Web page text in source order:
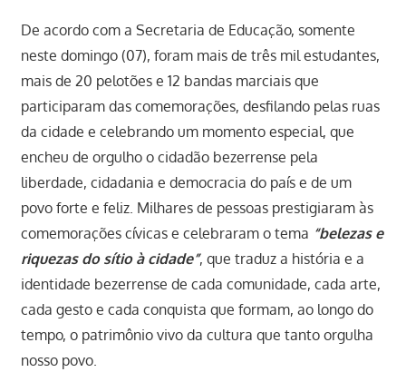
De acordo com a Secretaria de Educação, somente
neste domingo (07), foram mais de três mil estudantes,
mais de 20 pelotões e 12 bandas marciais que
participaram das comemorações, desfilando pelas ruas
da cidade e celebrando um momento especial, que
encheu de orgulho o cidadão bezerrense pela
liberdade, cidadania e democracia do país e de um
povo forte e feliz. Milhares de pessoas prestigiaram às
comemorações cívicas e celebraram o tema “belezas e
riquezas do sítio à cidade”, que traduz a história e a
identidade bezerrense de cada comunidade, cada arte,
cada gesto e cada conquista que formam, ao longo do
tempo, o patrimônio vivo da cultura que tanto orgulha
nosso povo.